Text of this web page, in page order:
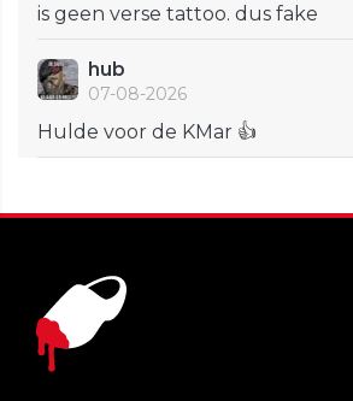
is geen verse tattoo. dus fake
hub
07-08-2026
Hulde voor de KMar 👍